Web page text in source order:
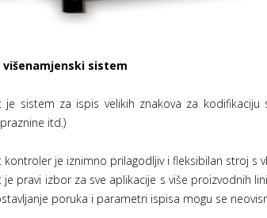
višenamjenski sistem
je sistem za ispis velikih znakova za
itd.)
kontroler je iznimno prilagodljiv i fleksibilan stroj
je pravi izbor za sve aplikacije s više proizvodnih
poruka i parametri ispisa mogu se